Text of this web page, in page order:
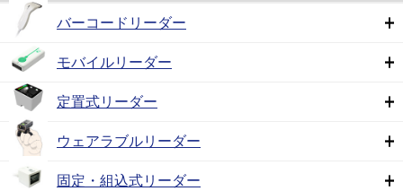
バーコードリーダー
モバイルリーダー
定置式リーダー
ウェアラブルリーダー
固定・組込式リーダー